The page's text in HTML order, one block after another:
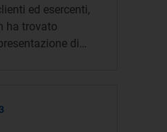
ed esercenti,
ha trovato
di…